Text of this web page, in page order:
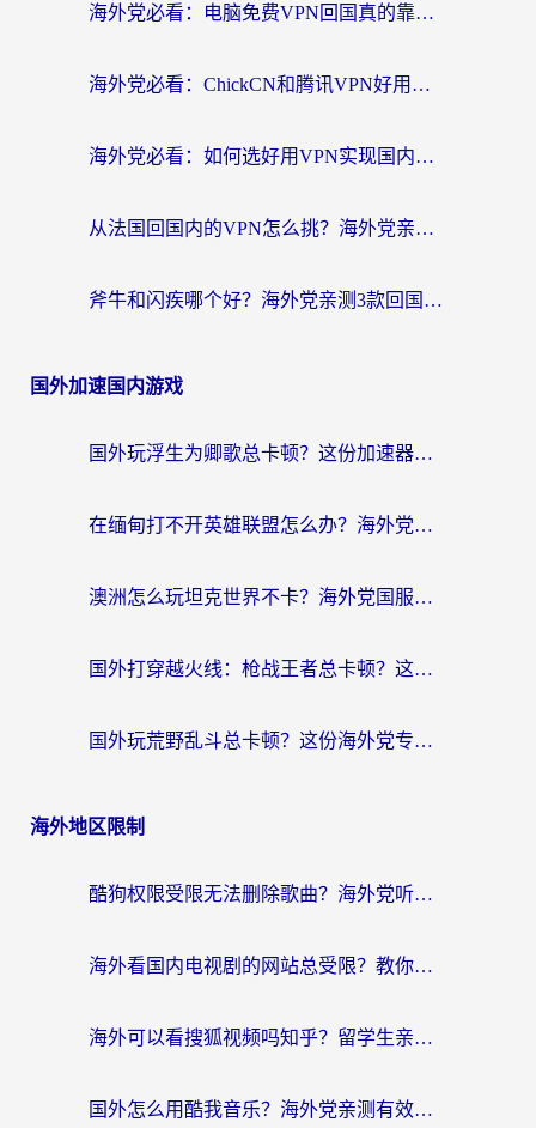
海外党必看：电脑免费VPN回国真的靠谱吗？附实测对比与最优方案指南
海外党必看：ChickCN和腾讯VPN好用吗？3招选对回国加速器，告别地区限制
海外党必看：如何选好用VPN实现国内资源无缝访问？从越南到全球都适用
从法国回国内的VPN怎么挑？海外党亲测：稳定、多端、安全才是关键
斧牛和闪疾哪个好？海外党亲测3款回国加速器，教你选到不踩坑的那一款
国外加速国内游戏
国外玩浮生为卿歌总卡顿？这份加速器选择指南帮你找回丝滑体验
在缅甸打不开英雄联盟怎么办？海外党亲测有效的国服游戏加速指南
澳洲怎么玩坦克世界不卡？海外党国服游戏加速终极指南（附逆战奇妙碰碰车解决方案）
国外打穿越火线：枪战王者总卡顿？这篇加速器推荐下载指南帮你解决延迟难题
国外玩荒野乱斗总卡顿？这份海外党专属的国服游戏加速攻略请收好
海外地区限制
酷狗权限受限无法删除歌曲？海外党听国内音乐的终极解决方案来了
海外看国内电视剧的网站总受限？教你选对回国加速器，轻松追热剧
海外可以看搜狐视频吗知乎？留学生亲测有效的回国加速器选择指南
国外怎么用酷我音乐？海外党亲测有效的回国加速方案，附千千音乐中文歌收听指南